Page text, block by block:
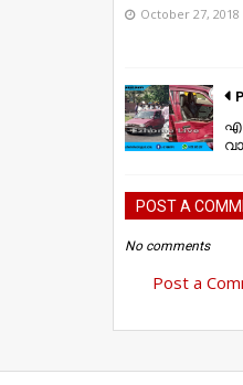
October 27, 2018
POST A
No comments
Post a